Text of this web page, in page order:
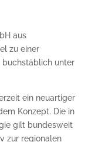
aus
zu einer
buchstäblich unter
ein neuartiger
Konzept. Die in
gilt bundesweit
zur regionalen